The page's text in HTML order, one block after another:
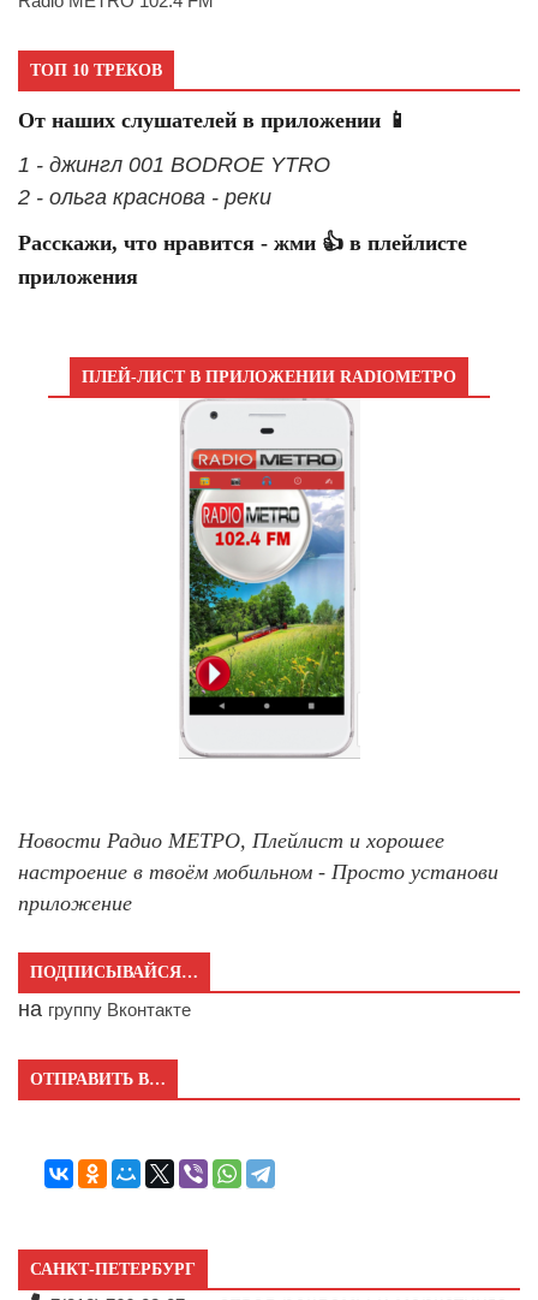
ТОП 10 ТРЕКОВ
От наших слушателей в приложении 📱
1 - джингл 001 BODROE YTRO
2 - ольга краснова - реки
Расскажи, что нравится - жми 👍 в плейлисте
приложения
ПЛЕЙ-ЛИСТ В ПРИЛОЖЕНИИ RADIOМЕТРО
Новости Радио МЕТРО, Плейлист и хорошее
настроение в твоём мобильном - Просто установи
приложение
ПОДПИСЫВАЙСЯ…
на группу Вконтакте
ОТПРАВИТЬ В…
САНКТ-ПЕТЕРБУРГ